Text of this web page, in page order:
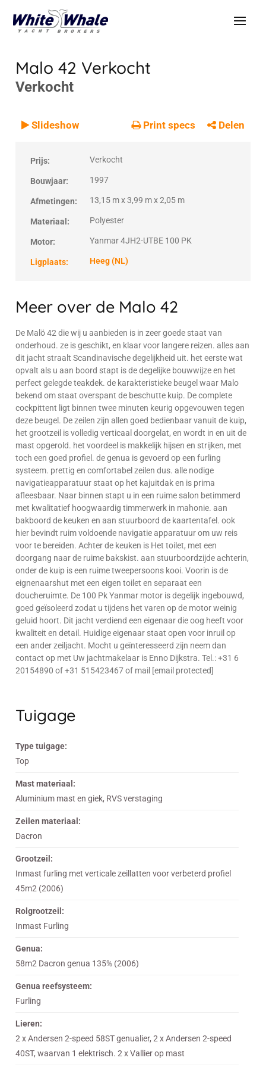
Malo 42 Verkocht
Verkocht
VERKOCHT
Verkocht
Slideshow Print specs Delen
Prijs: Verkocht
Bouwjaar: 1997
Afmetingen: 13,15 m x 3,99 m x 2,05 m
Materiaal: Polyester
Motor: Yanmar 4JH2-UTBE 100 PK
Ligplaats: Heeg (NL)
Meer over de Malo 42
De Malö 42 die wij u aanbieden is in zeer goede staat van
onderhoud. ze is geschikt, en klaar voor langere reizen. alles aan
dit jacht straalt Scandinavische degelijkheid uit. het eerste wat
opvalt als u aan boord stapt is de degelijke bouwwijze en het
perfect gelegde teakdek. de karakteristieke beugel waar Malo
bekend om staat overspant de beschutte kuip. De complete
cockpittent ligt binnen twee minuten keurig opgevouwen tegen
deze beugel. De zeilen zijn allen goed bedienbaar vanuit de kuip,
het grootzeil is volledig verticaal doorgelat, en wordt in en uit de
mast opgerold. het voordeel is makkelijk hijsen en strijken, met
toch een goed profiel. de genua is gevoerd op een furling
systeem. prettig en comfortabel zeilen dus. alle nodige
navigatieapparatuur staat op het kajuitdak en is prima
afleesbaar. Naar binnen stapt u in een ruime salon betimmerd
met kwalitatief hoogwaardig timmerwerk in mahonie. aan
bakboord de keuken en aan stuurboord de kaartentafel. ook
hier bevindt ruim voldoende navigatie apparatuur om uw reis
voor te bereiden. Achter de keuken is Het toilet, met een
doorgang naar de ruime bakskist. aan stuurboordzijde achterin,
onder de kuip is een ruime tweepersoons kooi. Voorin is de
eignenaarshut met een eigen toilet en separaat een
doucheruimte. De 100 Pk Yanmar motor is degelijk ingebouwd,
goed geïsoleerd zodat u tijdens het varen op de motor weinig
geluid hoort. Dit jacht verdiend een eigenaar die oog heeft voor
kwaliteit en detail. Huidige eigenaar staat open voor inruil op
een ander zeiljacht. Mocht u geïnteresseerd zijn neem dan
contact op met Uw jachtmakelaar is Enno Dijkstra. Tel.: +31 6
20154890 of +31 515423467 of mail [email protected]
Tuigage
Type tuigage:
Top
Mast materiaal:
Aluminium mast en giek, RVS verstaging
Zeilen materiaal:
Dacron
Grootzeil:
Inmast furling met verticale zeillatten voor verbeterd profiel
45m2 (2006)
Rolgrootzeil:
Inmast Furling
Genua:
58m2 Dacron genua 135% (2006)
Genua reefsysteem:
Furling
Lieren:
2 x Andersen 2-speed 58ST genualier, 2 x Andersen 2-speed
40ST, waarvan 1 elektrisch. 2 x Vallier op mast